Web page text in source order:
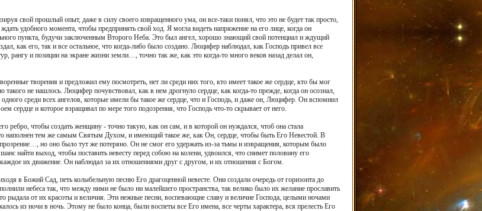
свой прошлый опыт, даже в силу своего извращенного ума, он все-таки понял, что это не будет так просто,
удобного момента, чтобы предпринять свой ход. Я могла видеть напряжение на его лице, когда он
пункта, будучи заключенным Второго Неба. Это был ангел, хорошо знающий свой потенциал и ждущий
как его, так и все остальное, что когда-либо было создано. Люцифер наблюдал, как Господь привел все
рангу и позиции на экране жизни земли…, точно так же, как это когда-то много веков назад делал он,
творения и предложил ему посмотреть, нет ли среди них того, кто имеет такое же сердце, кто бы мог
не нашлось. Люцифер почувствовал, как в нем дрогнуло сердце, как когда-то прежде, когда он осознал,
среди всех ангелов, которые имели бы такое же сердце, что и Господь, и даже он, Люцифер. Он вспомнил
сердце и которое взращивал по мере того подозрения, что Господь что-то скрывает от него.
ребро, чтобы создать женщину - точно такую, как он сам, и в которой он нуждался, чтоб она стала
наполнен тем же самым Святым Духом, и имеющий такое же, как Он, сердце, чтобы быть Его Невестой. В
но оно было тут же потеряно. Он не смог его удержать из-за тьмы и извращения, которым было
найти выход, чтобы поставить невесту перед собою на колени, удвоился, что снимет половину его
их движение. Он наблюдал за их отношениями друг с другом, и их отношения с Богом.
в Божий Сад, петь колыбельную песню Его драгоценной невесте. Они создали очередь от горизонта до
небеса так, что между ними не было ни малейшего пространства, так велико было их желание прославить
рыдала от их красоты и величия. Эти нежные песни, воспевающие славу и величие Господа, целыми ночами
из ночи в ночь. Этому не было конца, были воспеты все Его имена, все черты характера, вся прелесть Его